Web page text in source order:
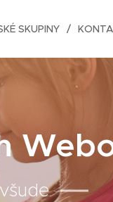
SKUPINY